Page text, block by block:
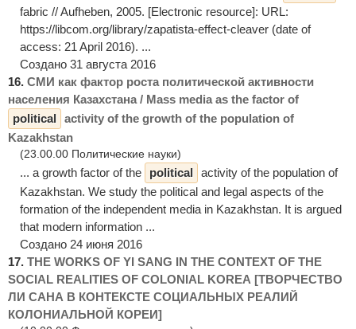
fabric // Aufheben, 2005. [Electronic resource]: URL:
https://libcom.org/library/zapatista-effect-cleaver (date of
access: 21 April 2016). ...
Создано 31 августа 2016
16. СМИ как фактор роста политической активности
населения Казахстана / Mass media as the factor of
political activity of the growth of the population of
Kazakhstan
(23.00.00 Политические науки)
... a growth factor of the political activity of the population of
Kazakhstan. We study the political and legal aspects of the
formation of the independent media in Kazakhstan. It is argued
that modern information ...
Создано 24 июня 2016
17. THE WORKS OF YI SANG IN THE CONTEXT OF THE
SOCIAL REALITIES OF COLONIAL KOREA [ТВОРЧЕСТВО
ЛИ САНА В КОНТЕКСТЕ СОЦИАЛЬНЫХ РЕАЛИЙ
КОЛОНИАЛЬНОЙ КОРЕИ]